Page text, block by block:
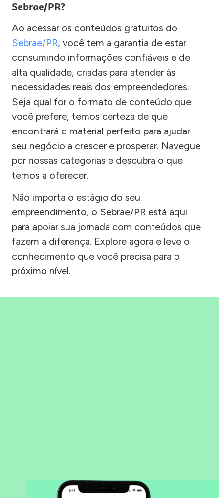
Sebrae/PR?
Ao acessar os conteúdos gratuitos do
Sebrae/PR, você tem a garantia de estar
consumindo informações confiáveis e de
alta qualidade, criadas para atender às
necessidades reais dos empreendedores.
Seja qual for o formato de conteúdo que
você prefere, temos certeza de que
encontrará o material perfeito para ajudar
seu negócio a crescer e prosperar. Navegue
por nossas categorias e descubra o que
temos a oferecer.
Não importa o estágio do seu
empreendimento, o Sebrae/PR está aqui
para apoiar sua jornada com conteúdos que
fazem a diferença. Explore agora e leve o
conhecimento que você precisa para o
próximo nível.